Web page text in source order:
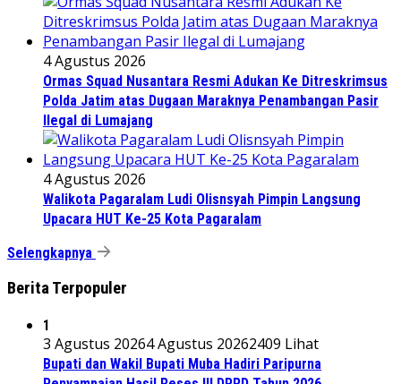
4 Agustus 2026
Ormas Squad Nusantara Resmi Adukan Ke Ditreskrimsus
Polda Jatim atas Dugaan Maraknya Penambangan Pasir
Ilegal di Lumajang
4 Agustus 2026
Walikota Pagaralam Ludi Olisnsyah Pimpin Langsung
Upacara HUT Ke-25 Kota Pagaralam
Selengkapnya
Berita Terpopuler
1
3 Agustus 20264 Agustus 20262409 Lihat
Bupati dan Wakil Bupati Muba Hadiri Paripurna